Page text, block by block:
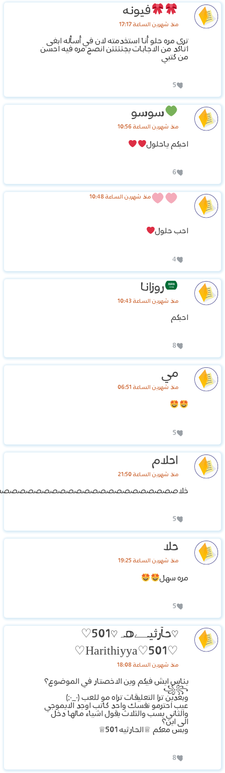
فيونه
منذ شهرين الساعة 17:17
ترى مره حلو أنا استخدمته لان في أسأله ابغى
اتاكد من الاجابات يجننننن انصح مره فيه احسن
من كتبي
5
سوسو
منذ شهرين الساعة 10:56
احبكم ياحلول
6
منذ شهرين الساعة 10:48
احب حلول
4
روزانا
منذ شهرين الساعة 10:43
احبكم
8
مي
منذ شهرين الساعة 06:51
5
احلام
منذ شهرين الساعة 21:50
5
حلا
منذ شهرين الساعة 19:25
مره سهل
5
♡حآرثيـﮯهہ‏‏♡501♡
♡Harithiyya♡501♡
منذ شهرين الساعة 18:08
يناس ايش فيكم وين الاخصتار في الموضوع؟
꧁꧂
وبعدين ترا التعليقات تراه مو للعب (-_-;)
عيب احترمو نفسك واحد كاتب اوجد الايموجي
والثاني يسب والثلاث يقول اشياء مالها دخل
الى اين؟
وبس معكم ♕الحارثيه 501♕
8